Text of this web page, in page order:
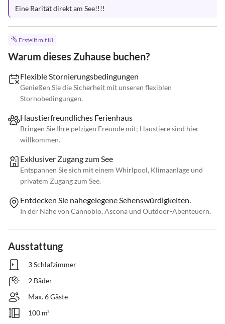
Eine Rarität direkt am See!!!!
Erstellt mit KI
Warum dieses Zuhause buchen?
Flexible Stornierungsbedingungen
Genießen Sie die Sicherheit mit unseren flexiblen
Stornobedingungen.
Haustierfreundliches Ferienhaus
Bringen Sie Ihre pelzigen Freunde mit; Haustiere sind hier
willkommen.
Exklusiver Zugang zum See
Entspannen Sie sich mit einem Whirlpool, Klimaanlage und
privatem Zugang zum See.
Entdecken Sie nahegelegene Sehenswürdigkeiten.
In der Nähe von Cannobio, Ascona und Outdoor-Abenteuern.
Ausstattung
3 Schlafzimmer
2 Bäder
Max. 6 Gäste
100 m²